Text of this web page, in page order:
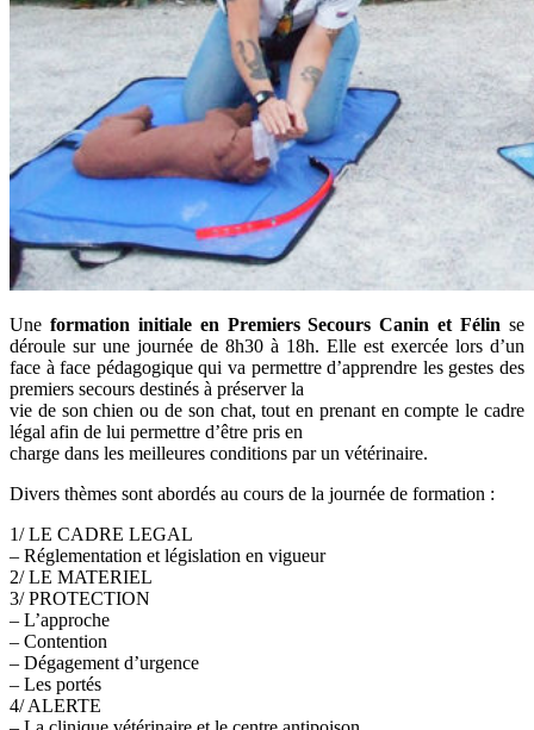
Une formation initiale en Premiers Secours Canin et Félin se
déroule sur une journée de 8h30 à 18h. Elle est exercée lors d’un
face à face pédagogique qui va permettre d’apprendre les gestes des
premiers secours destinés à préserver la
vie de son chien ou de son chat, tout en prenant en compte le cadre
légal afin de lui permettre d’être pris en
charge dans les meilleures conditions par un vétérinaire.
Divers thèmes sont abordés au cours de la journée de formation :
1/ LE CADRE LEGAL
– Réglementation et législation en vigueur
2/ LE MATERIEL
3/ PROTECTION
– L’approche
– Contention
– Dégagement d’urgence
– Les portés
4/ ALERTE